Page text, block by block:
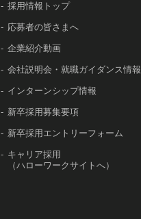
採用情報トップ
応募者の皆さまへ
企業紹介動画
会社説明会・就職ガイダンス情報
インターンシップ情報
新卒採用募集要項
新卒採用エントリーフォーム
キャリア採用
（ハローワークサイトへ）